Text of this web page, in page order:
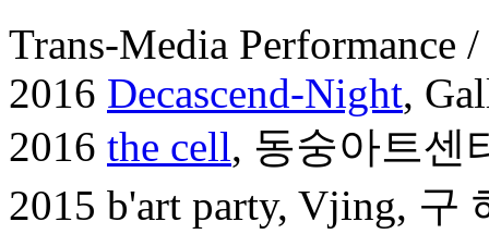
Trans-Media Performance
2016 Decascend-Night,
2016 the cell, 동숭아트센
2015 b'art party, Vjing, 구